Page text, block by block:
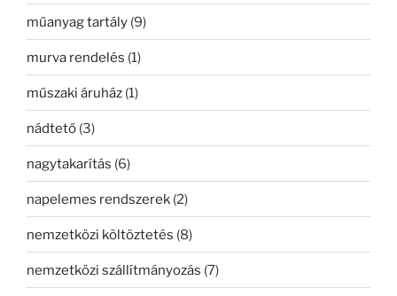
műanyag tartály (9)
murva rendelés (1)
műszaki áruház (1)
nádtető (3)
nagytakarítás (6)
napelemes rendszerek (2)
nemzetközi költöztetés (8)
nemzetközi szállítmányozás (7)